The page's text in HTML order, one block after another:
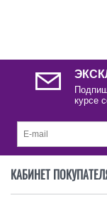
курсе
КАБИНЕТ